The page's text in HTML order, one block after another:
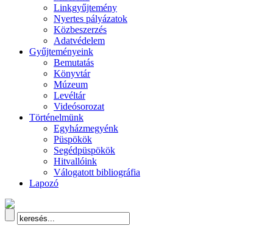
Linkgyűjtemény
Nyertes pályázatok
Közbeszerzés
Adatvédelem
Gyűjteményeink
Bemutatás
Könyvtár
Múzeum
Levéltár
Videósorozat
Történelmünk
Egyházmegyénk
Püspökök
Segédpüspökök
Hitvallóink
Válogatott bibliográfia
Lapozó